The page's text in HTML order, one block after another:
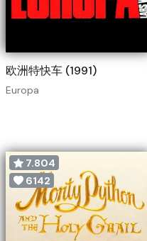
欧洲特快车 (1991)
Europa
7.804
6142